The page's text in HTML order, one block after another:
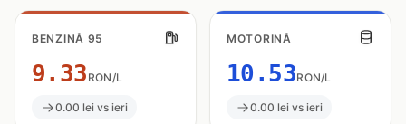
BENZINĂ 95
9.33 RON/L
0.00 lei vs ieri
MOTORINĂ
10.53RON/L
0.00 lei vs ieri